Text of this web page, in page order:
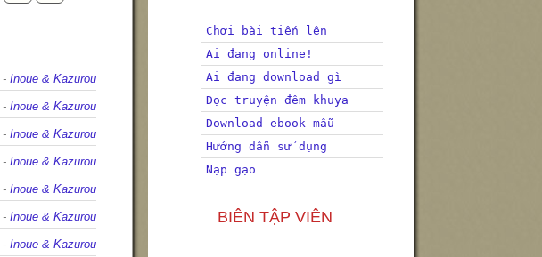
Chơi bài tiến lên
Ai đang online!
Ai đang download gì
Đọc truyện đêm khuya
Download ebook mẫu
Hướng dẫn sử dụng
Nạp gạo
BIÊN TẬP VIÊN
- Inoue & Kazurou
- Inoue & Kazurou
- Inoue & Kazurou
- Inoue & Kazurou
- Inoue & Kazurou
- Inoue & Kazurou
- Inoue & Kazurou